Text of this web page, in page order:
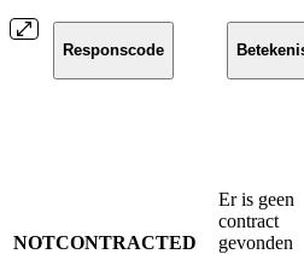
Responscode
NOTCONTRACTED
Er is geen
contract
gevonden